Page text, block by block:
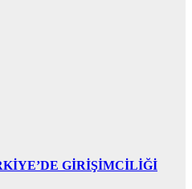
GİRİŞİMCİLİĞİ